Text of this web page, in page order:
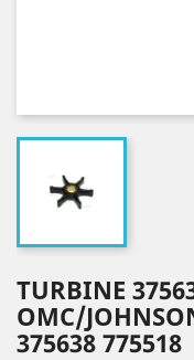
TURBINE
OMC/
375638 775518